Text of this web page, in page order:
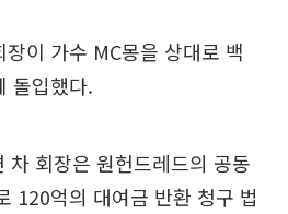
이 가수 MC몽을 상대로 백
돌입했다.
차 회장은 원헌드레드의 공동
120억의 대여금 반환 청구 법